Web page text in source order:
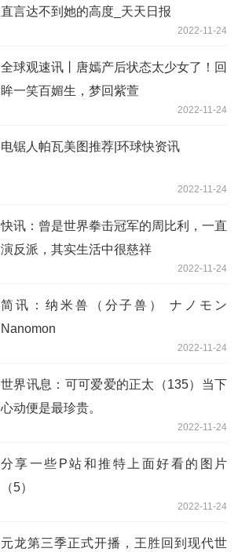
直言达不到她的高度_天天日报
2022-11-24
全球观速讯丨唐嫣产后状态太少女了！回
眸一笑百媚生，梦回紫萱
2022-11-24
电锯人帕瓦美图推荐|环球快资讯
2022-11-24
快讯：曾是世界拳击冠军的周比利，一直
演反派，其实生活中很慈祥
2022-11-24
简讯：纳米兽（分子兽） ナノモン
Nanomon
2022-11-24
世界讯息：可可爱爱的正太（135）当下
心动便是最珍贵。
2022-11-24
分享一些P站和推特上面好看的图片
（5）
2022-11-24
元龙第三季正式开播，王胜回到现代世